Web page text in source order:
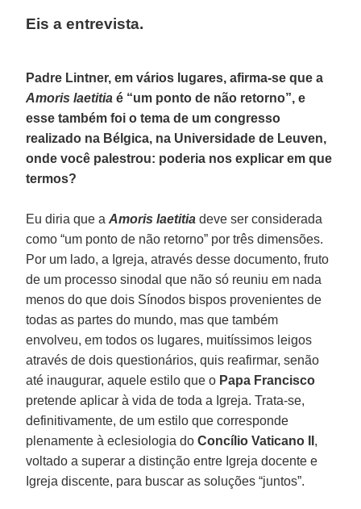
Eis a entrevista.
Padre Lintner, em vários lugares, afirma-se que a
Amoris laetitia é “um ponto de não retorno”, e
esse também foi o tema de um congresso
realizado na Bélgica, na Universidade de Leuven,
onde você palestrou: poderia nos explicar em que
termos?
Eu diria que aAmoris laetitia deve ser considerada
como “um ponto de não retorno” por três dimensões.
Por um lado, a Igreja, através desse documento, fruto
de um processo sinodal que não só reuniu em nada
menos do que dois Sínodos bispos provenientes de
todas as partes do mundo, mas que também
envolveu, em todos os lugares, muitíssimos leigos
através de dois questionários, quis reafirmar, senão
até inaugurar, aquele estilo que o Papa Francisco
pretende aplicar à vida de toda a Igreja. Trata-se,
definitivamente, de um estilo que corresponde
plenamente à eclesiologia doConcílio Vaticano II ,
voltado a superar a distinção entre Igreja docente e
Igreja discente, para buscar as soluções “juntos”.